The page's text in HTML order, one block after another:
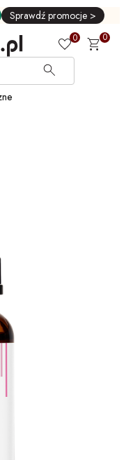
Sprawdź promocje >
0 0